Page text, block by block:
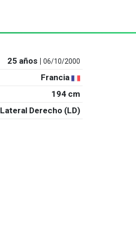
25 años |06/10/2000
Francia
194 cm
Lateral Derecho (LD)